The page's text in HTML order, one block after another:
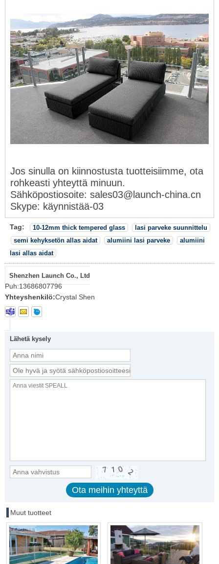
Jos sinulla on kiinnostusta tuotteisiimme, ota
rohkeasti yhteyttä minuun.
Sähköpostiosoite: sales03@launch-china.cn
Skype: käynnistää-03
Tag: 10-12mm thick tempered glass
lasi parveke suunnittelu
semi kehyksetön allas aidat
alumiini lasi parveke
alumiini
lasi allas aidat
Shenzhen Launch Co., Ltd
Puh:13686807796
Yhteyshenkilö:Crystal Shen
Lähetä kysely
Muut tuotteet